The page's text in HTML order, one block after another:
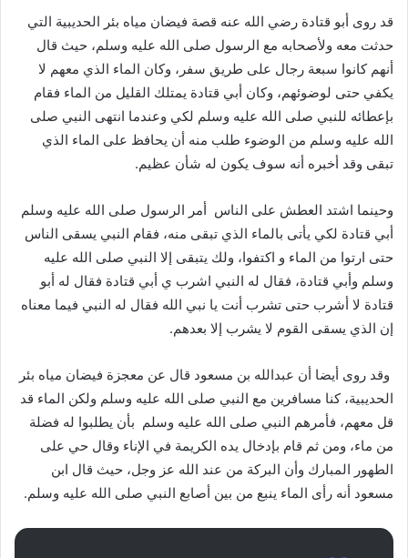
قد روى أبو قتادة رضي الله عنه قصة فيضان مياه بئر الحديبية التي
حدثت معه ولأصحابه مع الرسول صلى الله عليه وسلم، حيث قال
أنهم كانوا سبعة رجال على طريق سفر، وكان الماء الذي معهم لا
يكفي حتى لوضوئهم، وكان أبي قتادة يمتلك القليل من الماء فقام
بإعطائه للنبي صلى الله عليه وسلم لكي وعندما انتهى النبي صلى
الله عليه وسلم من الوضوء طلب منه أن يحافظ على الماء الذي
تبقى وقد أخبره أنه سوف يكون له شأن عظيم.
وحينما اشتد العطش على الناس أمر الرسول صلى الله عليه وسلم
أبي قتادة لكي يأتى بالماء الذي تبقى منه، فقام النبي يسقى الناس
حتى ارتوا من الماء و اكتفوا، ولك يتبقى إلا النبي صلى الله عليه
وسلم وأبي قتادة، فقال له النبي اشرب ي أبي قتادة فقال له أبو
قتادة لا أشرب حتى تشرب أنت يا نبي الله فقال له النبي فيما معناه
إن الذي يسقى القوم لا يشرب إلا بعدهم.
وقد روى أيضا أن عبدالله بن مسعود قال عن معجزة فيضان مياه بئر
الحديبية، كنا مسافرين مع النبي صلى الله عليه وسلم ولكن الماء قد
قل معهم، فأمرهم النبي صلى الله عليه وسلم بأن يطلبوا له فضلة
من ماء، ومن ثم قام بإدخال يده الكريمة في الإناء وقال حي على
الطهور المبارك وأن البركة من عند الله عز وجل، حيث قال ابن
مسعود أنه رأى الماء ينبع من بين أصابع النبي صلى الله عليه وسلم.